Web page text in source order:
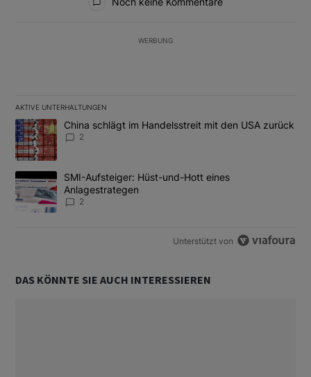
WERBUNG
AKTIVE UNTERHALTUNGEN
Das Folgende ist eine Liste der am meisten kommentierten
Ein Trendartikel mit dem Titel "China schlägt im Handelsstreit
China schlägt im Handelsstreit mit den USA zurück
2
Ein Trendartikel mit dem Titel "SMI-Aufsteiger: Hüst-und-Hott
SMI-Aufsteiger: Hüst-und-Hott eines
Anlagestrategen
2
Unterstützt von
DAS KÖNNTE SIE AUCH INTERESSIEREN